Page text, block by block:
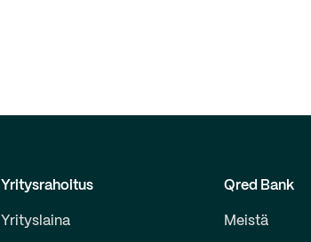
Yritysrahoitus
Yrityslaina
Qred Bank
Meistä